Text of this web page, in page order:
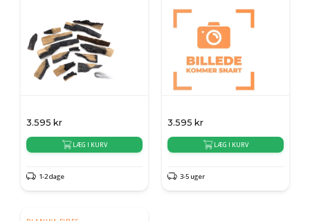
3.595 kr
LÆG I KURV
1-2 dage
3.595 kr
LÆG I KURV
3-5 uger